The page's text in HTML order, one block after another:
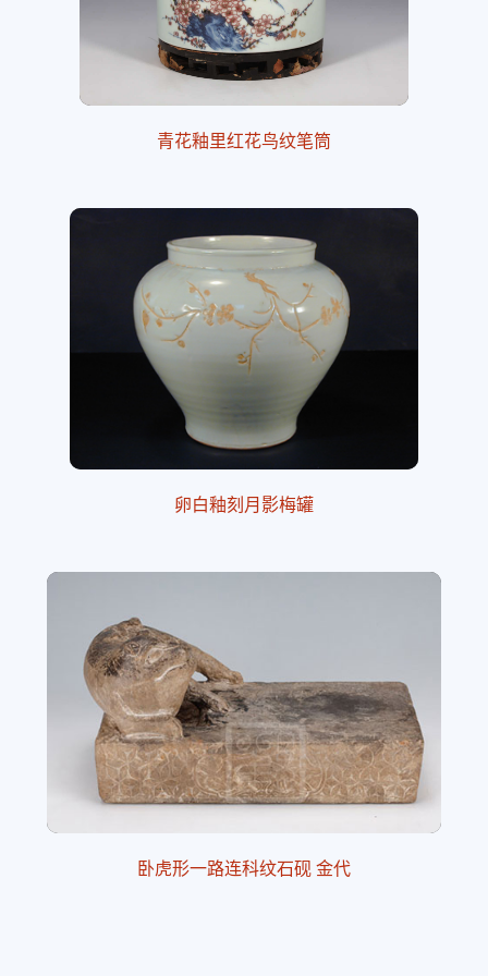
青花釉里红花鸟纹笔筒
卵白釉刻月影梅罐
卧虎形一路连科纹石砚 金代